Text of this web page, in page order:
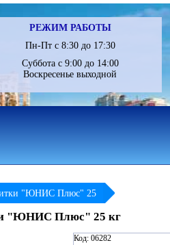
РЕЖИМ РАБОТЫ
Пн-Пт с 8:30 до 17:30
Суббота с 9:00 до 14:00
Воскресенье выходной
"ЮНИС Плюс" 25
"ЮНИС Плюс" 25 кг
Код: 06282